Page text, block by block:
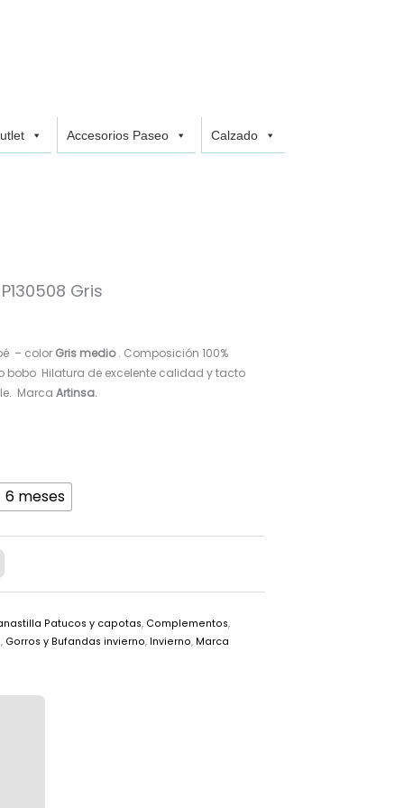
Accesorios Paseo Calzado
Gris
– color Gris medio. Composición 100%
bobo Hilatura de excelente calidad y tacto
Marca Artinsa.
6 meses
Patucos y capotas, Complementos,
, Gorros y Bufandas invierno, Invierno, Marca